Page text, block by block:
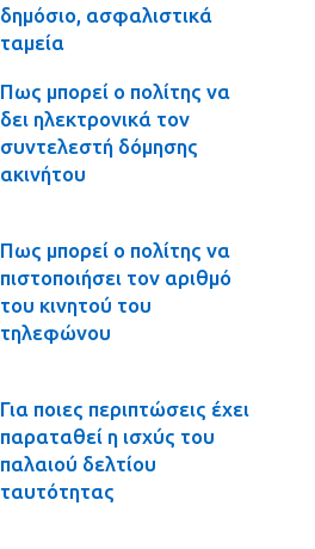
δημόσιο, ασφαλιστικά
ταμεία
Πως μπορεί ο πολίτης να
δει ηλεκτρονικά τον
συντελεστή δόμησης
ακινήτου
Πως μπορεί ο πολίτης να
πιστοποιήσει τον αριθμό
του κινητού του
τηλεφώνου
Για ποιες περιπτώσεις έχει
παραταθεί η ισχύς του
παλαιού δελτίου
ταυτότητας